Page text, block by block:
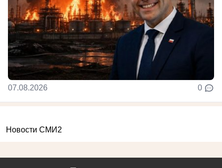
07.08.2026 0
Новости СМИ2